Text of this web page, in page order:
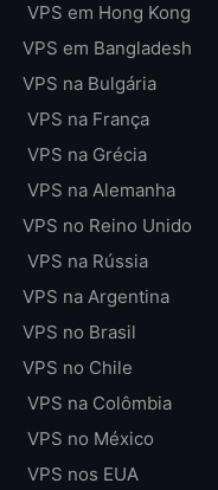
VPS em Hong Kong
VPS em Bangladesh
VPS na Bulgária
VPS na França
VPS na Grécia
VPS na Alemanha
VPS no Reino Unido
VPS na Rússia
VPS na Argentina
VPS no Brasil
VPS no Chile
VPS na Colômbia
VPS no México
VPS nos EUA